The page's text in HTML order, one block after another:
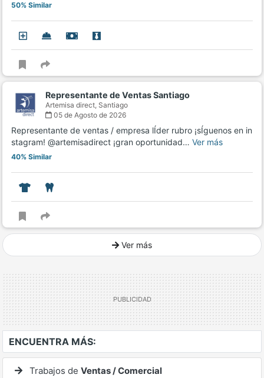
50% Similar
Representante de Ventas Santiago
Artemisa direct, Santiago
05 de Agosto de 2026
Representante de ventas / empresa lÍder rubro ¡sÍguenos en in
stagram! @artemisadirect ¡gran oportunidad… Ver más
40% Similar
Ver más
ENCUENTRA MÁS:
Trabajos de Ventas / Comercial